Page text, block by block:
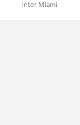
Inter Miami